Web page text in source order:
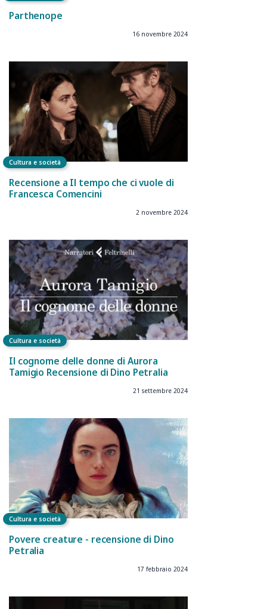
Parthenope
16 novembre 2024
Cultura e società
Recensione a Il tempo che ci vuole di
Francesca Comencini
2 novembre 2024
Cultura e società
Il cognome delle donne di Aurora
Tamigio Recensione di Dino Petralia
21 settembre 2024
Cultura e società
Povere creature - recensione di Dino
Petralia
17 febbraio 2024